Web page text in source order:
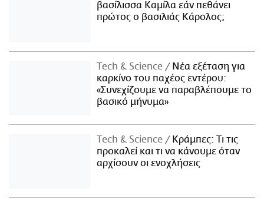
βασίλισσα Καμίλα εάν πεθάνει
πρώτος ο βασιλιάς Κάρολος;
Τech & Science
Νέα εξέταση για
καρκίνο του παχέος εντέρου:
«Συνεχίζουμε να παραβλέπουμε το
βασικό μήνυμα»
Τech & Science
Κράμπες: Τι τις
προκαλεί και τι να κάνουμε όταν
αρχίσουν οι ενοχλήσεις